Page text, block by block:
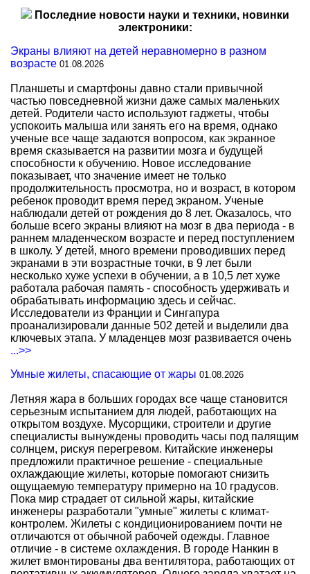
Последние новости науки и техники, новинки
электроники:
Экраны влияют на детей неравномерно в разном
возрасте 01.08.2026
Планшеты и смартфоны давно стали привычной
частью повседневной жизни даже самых маленьких
детей. Родители часто используют гаджеты, чтобы
успокоить малыша или занять его на время, однако
ученые все чаще задаются вопросом, как экранное
время сказывается на развитии мозга и будущей
способности к обучению. Новое исследование
показывает, что значение имеет не только
продолжительность просмотра, но и возраст, в котором
ребенок проводит время перед экраном. Ученые
наблюдали детей от рождения до 8 лет. Оказалось, что
больше всего экраны влияют на мозг в два периода - в
раннем младенческом возрасте и перед поступлением
в школу. У детей, много времени проводивших перед
экранами в эти возрастные точки, в 9 лет были
несколько хуже успехи в обучении, а в 10,5 лет хуже
работала рабочая память - способность удерживать и
обрабатывать информацию здесь и сейчас.
Исследователи из Франции и Сингапура
проанализировали данные 502 детей и выделили два
ключевых этапа. У младенцев мозг развивается очень
...>>
Умные жилеты, спасающие от жары 01.08.2026
Летняя жара в больших городах все чаще становится
серьезным испытанием для людей, работающих на
открытом воздухе. Мусорщики, строители и другие
специалисты вынуждены проводить часы под палящим
солнцем, рискуя перегревом. Китайские инженеры
предложили практичное решение - специальные
охлаждающие жилеты, которые помогают снизить
ощущаемую температуру примерно на 10 градусов.
Пока мир страдает от сильной жары, китайские
инженеры разработали "умные" жилеты с климат-
контролем. Жилеты с кондиционированием почти не
отличаются от обычной рабочей одежды. Главное
отличие - в системе охлаждения. В городе Нанкин в
жилет вмонтированы два вентилятора, работающих от